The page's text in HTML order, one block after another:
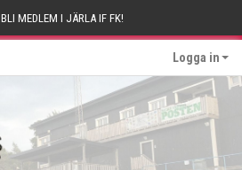
BLI MEDLEM I JÄRLA IF FK!
Logga in